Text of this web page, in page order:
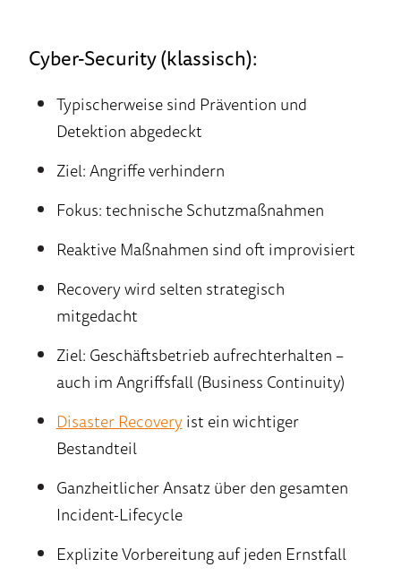
Cyber-Security (klassisch):
Typischerweise sind Prävention und
Detektion abgedeckt
Ziel: Angriffe verhindern
Fokus: technische Schutzmaßnahmen
Reaktive Maßnahmen sind oft improvisiert
Recoverywird selten strategisch
mitgedacht
Ziel: Geschäftsbetrieb aufrechterhalten –
auch im Angriffsfall (Business Continuity)
Disaster Recoveryist ein wichtiger
Bestandteil
Ganzheitlicher Ansatz über den gesamten
Incident-Lifecycle
Explizite Vorbereitung auf jeden Ernstfall